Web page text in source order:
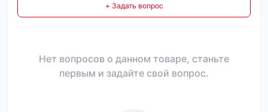
+ Задать вопрос
Нет вопросов о данном товаре, станьте
первым и задайте свой вопрос.